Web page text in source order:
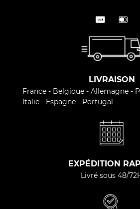
LIVRAISON
France - Belgique - Allemagne -
Italie - Espagne - Portugal
EXPÉDITION
Livré sous 48/